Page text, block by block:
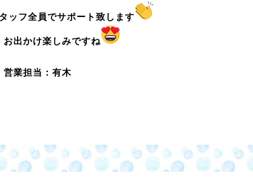
ッフ全員でサポート致します
お出かけ楽しみですね
営業担当：有木